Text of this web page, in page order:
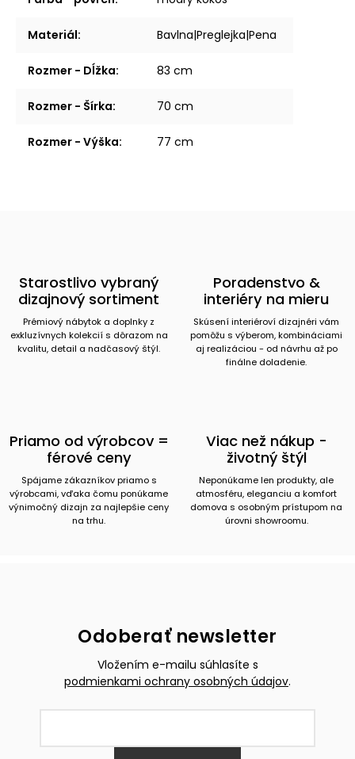
Materiál: Bavlna|Preglejka|Pena
Rozmer - Dĺžka: 83 cm
Rozmer - Šírka: 70 cm
Rozmer - Výška: 77 cm
Starostlivo vybraný
dizajnový sortiment
Prémiový nábytok a doplnky z
exkluzívnych kolekcií s dôrazom na
kvalitu, detail a nadčasový štýl.
Poradenstvo &
interiéry na mieru
Skúsení interiéroví dizajnéri vám
pomôžu s výberom, kombináciami
aj realizáciou - od návrhu až po
finálne doladenie.
Priamo od výrobcov =
férové ceny
Spájame zákazníkov priamo s
výrobcami, vďaka čomu ponúkame
výnimočný dizajn za najlepšie ceny
na trhu.
Viac než nákup -
životný štýl
Neponúkame len produkty, ale
atmosféru, eleganciu a komfort
domova s osobným prístupom na
úrovni showroomu.
Odoberať newsletter
Vložením e-mailu súhlasíte s
podmienkami ochrany osobných údajov.